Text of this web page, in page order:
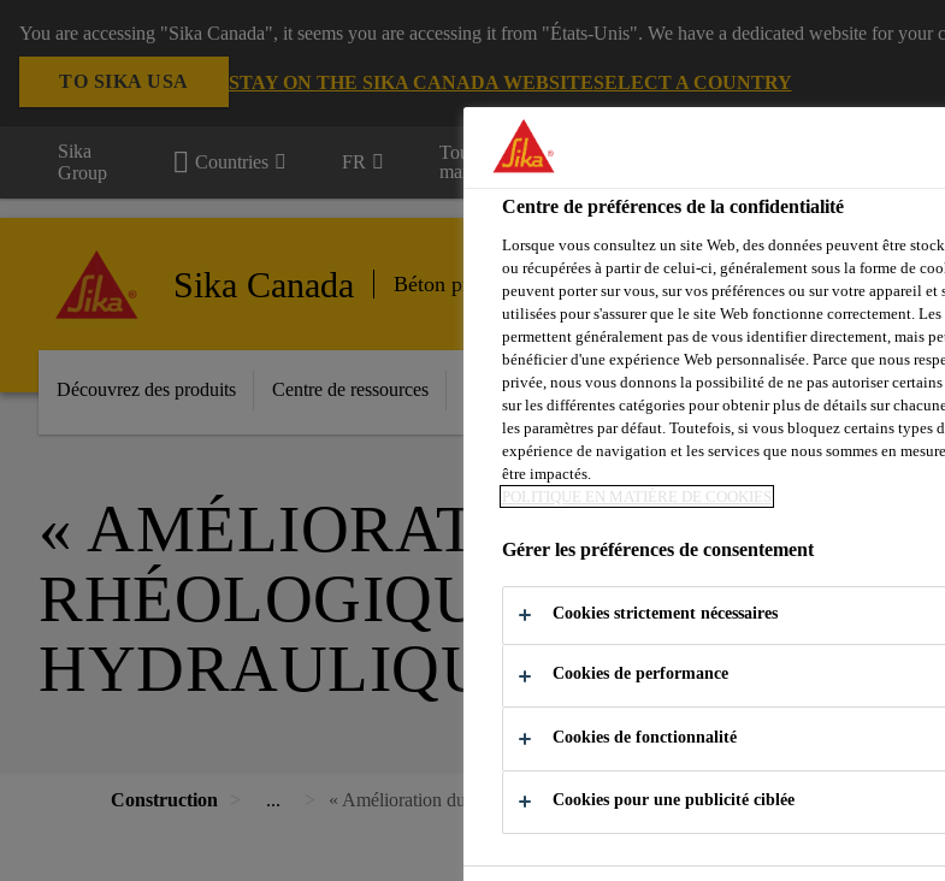
You are accessing "Sika Canada", it seems you are accessing it from "États-Unis". We have a dedicated website for your
TO SIKA USA STAY ON THE SIKA CANADA WEBSITESELECT A COUNTRY
Sika
Group
Countries FR
Tous les
marchés
Sika Canada Béton projeté, tunnels et mines
Découvrez des produits Centre de ressources Contactez-nous
« AMÉLIORATION DU
RHÉOLOGIQUE DES PÂTES
HYDRAULIQUES
Construction ... « Amélioration du comportement rhéologique des pâtes et des remblais
Centre de préférences de la confidentialité
Lorsque vous consultez un site Web, des données peuvent être
ou récupérées à partir de celui-ci, généralement sous la forme de
peuvent porter sur vous, sur vos préférences ou sur votre appareil
utilisées pour s'assurer que le site Web fonctionne correctement.
permettent généralement pas de vous identifier directement, mais
bénéficier d'une expérience Web personnalisée. Parce que nous
privée, nous vous donnons la possibilité de ne pas autoriser
sur les différentes catégories pour obtenir plus de détails sur
les paramètres par défaut. Toutefois, si vous bloquez certains types
expérience de navigation et les services que nous sommes en
être impactés.
POLITIQUE EN MATIÈRE DE COOKIES
Gérer les préférences de consentement
Cookies strictement nécessaires
Cookies de performance
Cookies de fonctionnalité
Cookies pour une publicité ciblée